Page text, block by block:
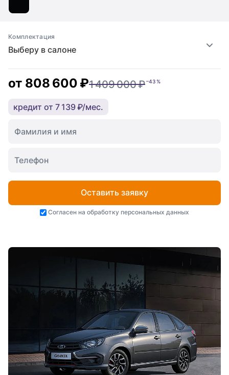
Выберу в салоне
Комплектация
от 808 600 ₽1 409 000 ₽–43 %
кредит от 7 139 ₽/мес.
Оставить заявку
Согласен на обработку персональных данных